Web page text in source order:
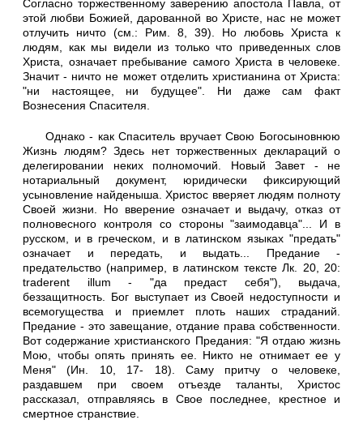
Согласно торжественному заверению апостола Павла, от
этой любви Божией, дарованной во Христе, нас не может
отлучить ничто (см.: Рим. 8, 39). Но любовь Христа к
людям, как мы видели из только что приведенных слов
Христа, означает пребывание самого Христа в человеке.
Значит - ничто не может отделить христианина от Христа:
"ни настоящее, ни будущее". Ни даже сам факт
Вознесения Спасителя.
Однако - как Спаситель вручает Свою Богосыновнюю
Жизнь людям? Здесь нет торжественных деклараций о
делегировании неких полномочий. Новый Завет - не
нотариальный документ, юридически фиксирующий
усыновление найденыша. Христос вверяет людям полноту
Своей жизни. Но вверение означает и выдачу, отказ от
полновесного контроля со стороны "заимодавца"... И в
русском, и в греческом, и в латинском языках "предать"
означает и передать, и выдать... Предание -
предательство (например, в латинском тексте Лк. 20, 20:
traderent illum - "да предаст себя"), выдача,
беззащитность. Бог выступает из Своей недоступности и
всемогущества и приемлет плоть наших страданий.
Предание - это завещание, отдание права собственности.
Вот содержание христианского Предания: "Я отдаю жизнь
Мою, чтобы опять принять ее. Никто не отнимает ее у
Меня" (Ин. 10, 17- 18). Саму притчу о человеке,
раздавшем при своем отъезде таланты, Христос
рассказал, отправляясь в Свое последнее, крестное и
смертное странствие.